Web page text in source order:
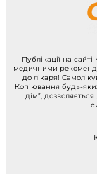
Публікації на
медичними
до лікаря!
Копіювання будь-
дім”,